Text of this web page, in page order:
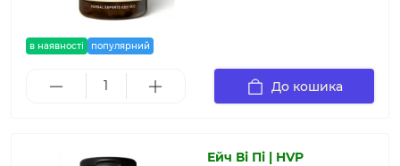
в наявності популярний
До кошика
Ейч Ві Пі | HVP